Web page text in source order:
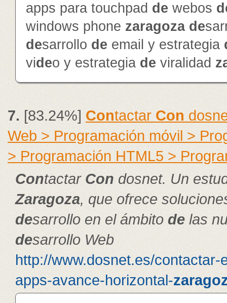
apps para touchpad de webos
windows phone zaragoza de
desarrollo de email y estrategia
video y estrategia de viralidad
7.[83.24%]Contactar Con
Web > Programación móvil >
> Programación HTML5 >
Contactar Condosnet. Un
Zaragoza, que ofrece
desarrollo en el ámbitode las
desarrollo Web
http://www.dosnet.es/contactar-
apps-avance-horizontal-